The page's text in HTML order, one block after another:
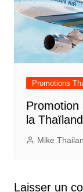
Promotions
Promotion
la
Mike
Laisser un